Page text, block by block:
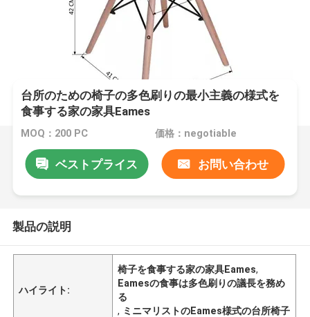
台所のための椅子の多色刷りの最小主義の様式を
食事する家の家具Eames
MOQ：200 PC 価格：negotiable
ベストプライス お問い合わせ
製品の説明
ハイライト:
椅子を食事する家の家具Eames,
Eamesの食事は多色刷りの議長を務め
る
, ミニマリストのEames様式の台所椅子